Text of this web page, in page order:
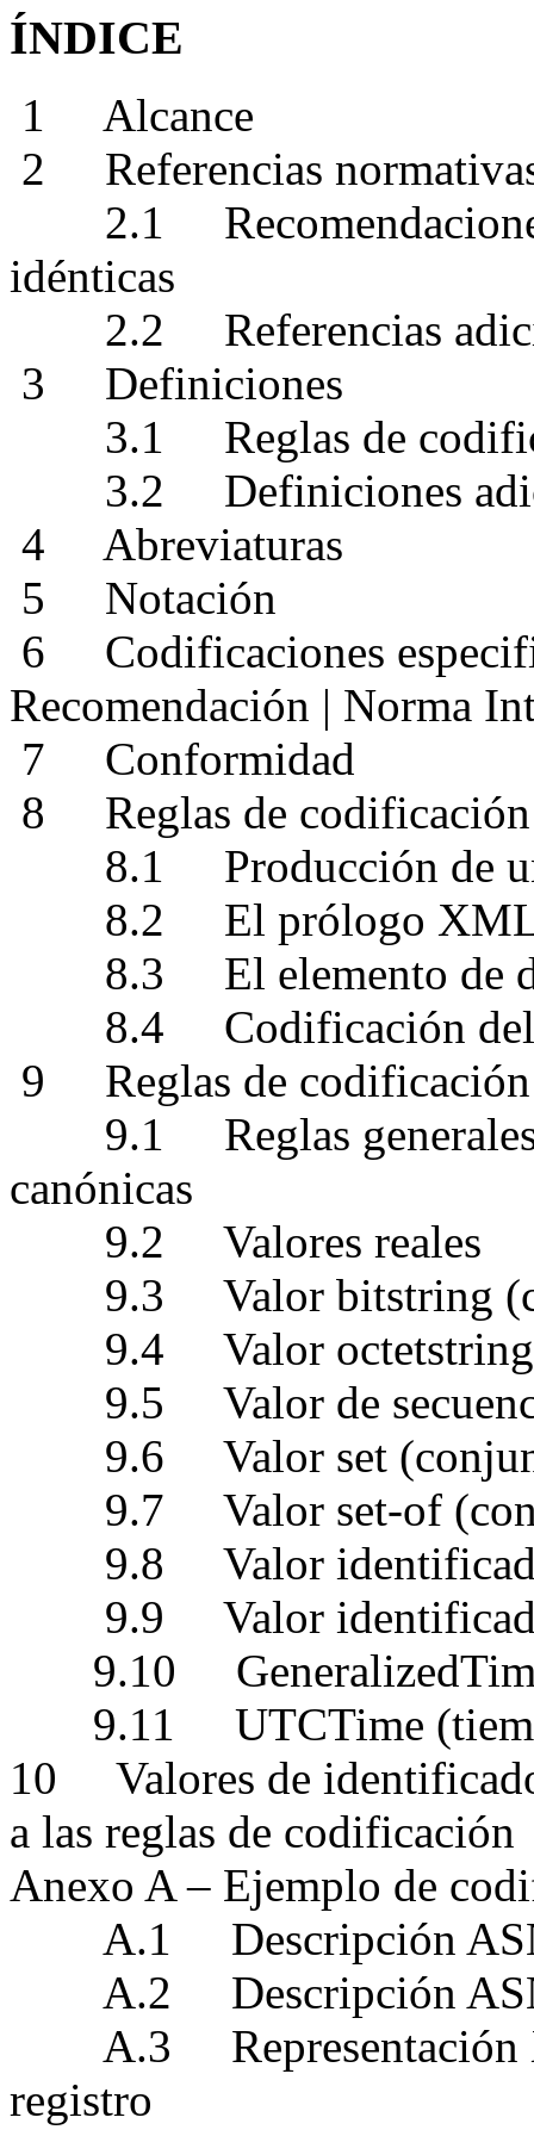
ÍNDICE
1
Alcance
2
Referencias
2.1
idénticas
2.2
Referencias
3
Definiciones
3.1
Reglas de
3.2
Definiciones
4
Abreviaturas
5
Notación
6
Codificaciones
Recomendación | Norma
7
Conformidad
8
Reglas de
8.1
Producción de
8.2
El prólogo
8.3
El elemento de
8.4
Codificación
9
Reglas de
9.1
Reglas
canónicas
9.2
Valores reales
9.3
Valor bitstring
9.4
Valor
9.5
Valor de
9.6
Valor set
9.7
Valor set‑of
9.8
Valor
9.9
Valor
9.10
9.11
UTCTime
10
Valores de
a las reglas de codificación
Anexo A – Ejemplo de
A.1
Descripción
A.2
Descripción
A.3
registro